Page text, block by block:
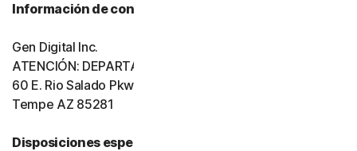
Información de contacto de Gen Digital
Gen Digital Inc.
ATENCIÓN: DEPARTAMENTO LEGAL
60 E. Rio Salado Pkwy, Ste 1000
Tempe AZ 85281
Disposiciones específicas del producto: